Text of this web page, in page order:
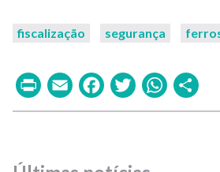
fiscalização segurança
PrintEmailFacebook
Twitter